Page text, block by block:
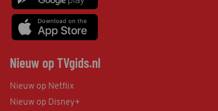
Nieuw op TVgids.nl
Nieuw op Netflix
Nieuw op Disney+